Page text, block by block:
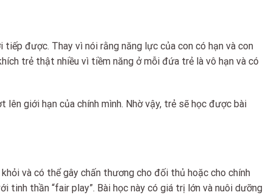
được. Thay vì nói rằng năng lực của con có hạn và con
trẻ thật nhiều vì tiềm năng ở mỗi đứa trẻ là vô hạn và có
giới hạn của chính mình. Nhờ vậy, trẻ sẽ học được bài
và có thể gây chấn thương cho đối thủ hoặc cho chính
tinh thần “fair play”. Bài học này có giá trị lớn và nuôi dưỡng